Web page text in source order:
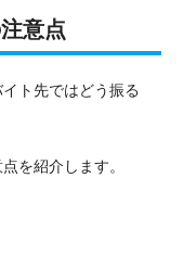
意点
ト先ではどう振る
を紹介します。